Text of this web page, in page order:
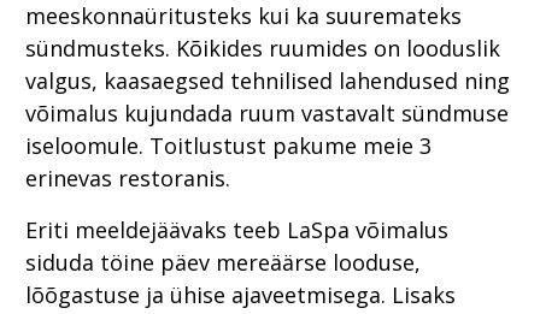
meeskonnaüritusteks kui ka suuremateks
sündmusteks. Kõikides ruumides on looduslik
valgus, kaasaegsed tehnilised lahendused ning
võimalus kujundada ruum vastavalt sündmuse
iseloomule. Toitlustust pakume meie 3
erinevas restoranis.
Eriti meeldejäävaks teeb LaSpa võimalus
siduda töine päev mereäärse looduse,
lõõgastuse ja ühise ajaveetmisega. Lisaks